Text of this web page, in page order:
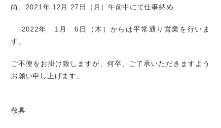
尚、2021年 12月 27日（月）午前中にて仕事納め
2022年 1月 6日（木）からは平常通り営業を行いま
す。
ご不便をお掛け致しますが、何卒、ご了承いただきますよう
お願い申し上げます。
敬具